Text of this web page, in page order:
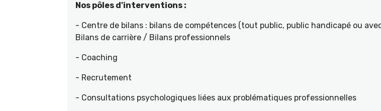
Nos pôles d'interventions :
- Centre de bilans : bilans de compétences (tout public, public handicapé ou
Bilans de carrière / Bilans professionnels
- Coaching
- Recrutement
- Consultations psychologiques liées aux problématiques professionnelles